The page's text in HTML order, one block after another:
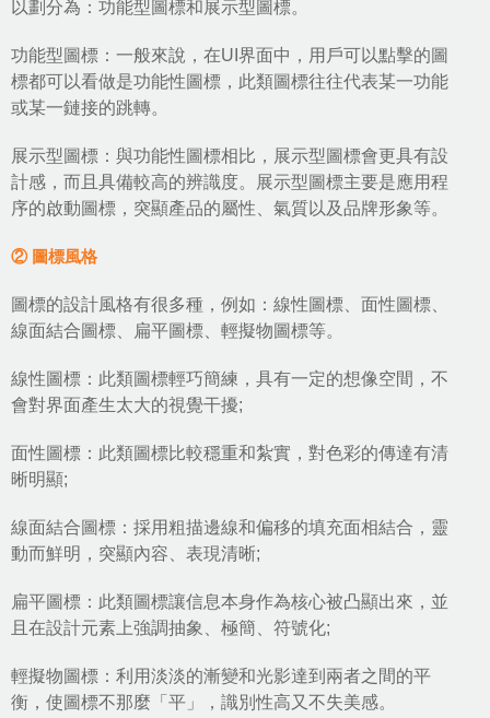
以劃分為：功能型圖標和展示型圖標。
功能型圖標：一般來說，在UI界面中，用戶可以點擊的圖
標都可以看做是功能性圖標，此類圖標往往代表某一功能
或某一鏈接的跳轉。
展示型圖標：與功能性圖標相比，展示型圖標會更具有設
計感，而且具備較高的辨識度。展示型圖標主要是應用程
序的啟動圖標，突顯產品的屬性、氣質以及品牌形象等。
② 圖標風格
圖標的設計風格有很多種，例如：線性圖標、面性圖標、
線面結合圖標、扁平圖標、輕擬物圖標等。
線性圖標：此類圖標輕巧簡練，具有一定的想像空間，不
會對界面產生太大的視覺干擾;
面性圖標：此類圖標比較穩重和紮實，對色彩的傳達有清
晰明顯;
線面結合圖標：採用粗描邊線和偏移的填充面相結合，靈
動而鮮明，突顯內容、表現清晰;
扁平圖標：此類圖標讓信息本身作為核心被凸顯出來，並
且在設計元素上強調抽象、極簡、符號化;
輕擬物圖標：利用淡淡的漸變和光影達到兩者之間的平
衡，使圖標不那麼「平」，識別性高又不失美感。